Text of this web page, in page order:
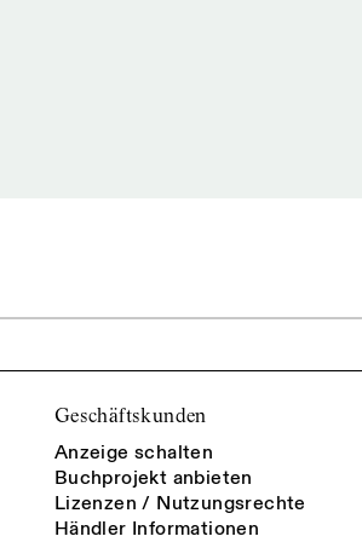
Geschäftskunden
Anzeige schalten
Buchprojekt anbieten
Lizenzen / Nutzungsrechte
Händler Informationen